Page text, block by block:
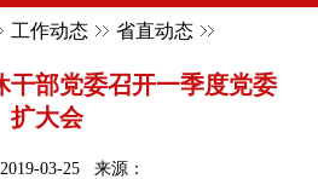
工作动态 省直动态
干部党委召开一季度党委
扩大会
03-25 来源：